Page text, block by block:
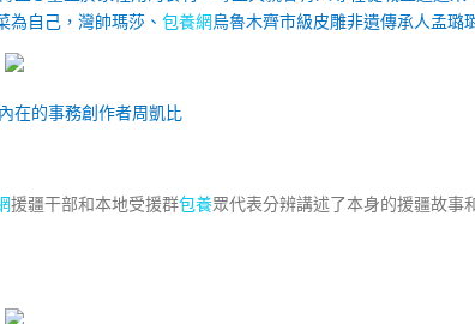
為自己，灣帥瑪莎、 包養網烏魯木齊市級皮雕非遺傳承人孟璐
在的事務創作者周凱比
援疆干部和本地受援群包養眾代表分辨講述了本身的援疆故事